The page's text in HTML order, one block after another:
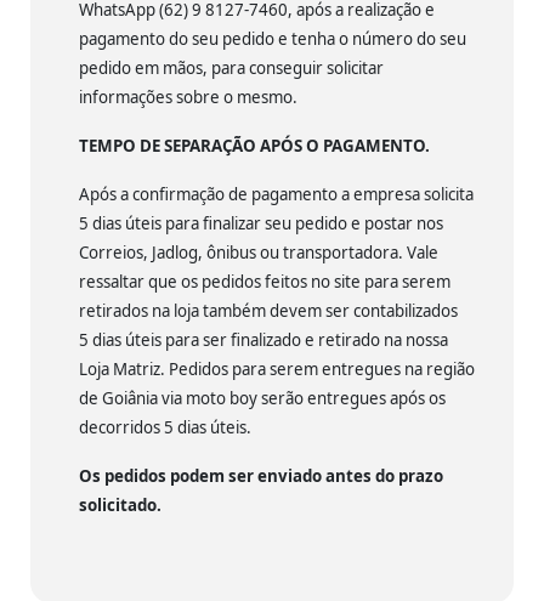
WhatsApp (62) 9 8127-7460, após a realização e
pagamento do seu pedido e tenha o número do seu
pedido em mãos, para conseguir solicitar
informações sobre o mesmo.
TEMPO DE SEPARAÇÃO APÓS O PAGAMENTO.
Após a confirmação de pagamento a empresa solicita
5 dias úteis para finalizar seu pedido e postar nos
Correios, Jadlog, ônibus ou transportadora. Vale
ressaltar que os pedidos feitos no site para serem
retirados na loja também devem ser contabilizados
5 dias úteis para ser finalizado e retirado na nossa
Loja Matriz. Pedidos para serem entregues na região
de Goiânia via moto boy serão entregues após os
decorridos 5 dias úteis.
Os pedidos podem ser enviado antes do prazo
solicitado.